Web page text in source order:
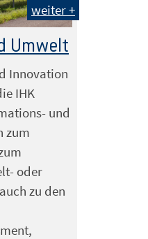
weiter +
Umwelt
Innovation
IHK
und
zum
oder
zu den